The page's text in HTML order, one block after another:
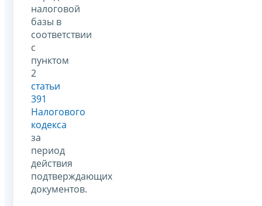
налоговой
базы в
соответствии
с
пунктом
2
статьи
391
Налогового
кодекса
за
период
действия
подтверждающих
документов.